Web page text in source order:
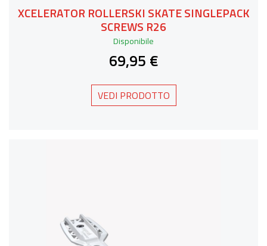
XCELERATOR ROLLERSKI SKATE SINGLEPACK
SCREWS R26
Disponibile
69,95 €
VEDI PRODOTTO